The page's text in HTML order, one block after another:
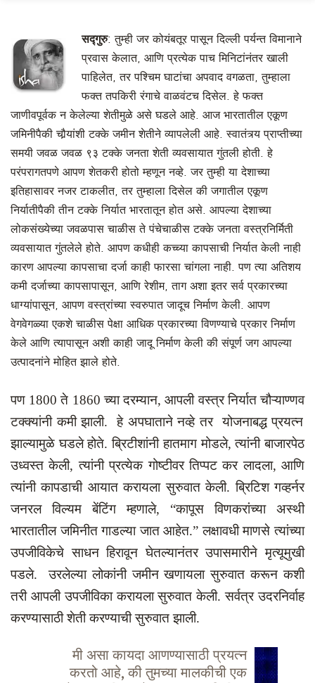
सद्गुरु: तुम्ही जर कोयंबतूर पासून दिल्ली पर्यन्त विमानाने
प्रवास केलात, आणि प्रत्येक पाच मिनिटांनंतर खाली
पाहिलेत, तर पश्चिम घाटांचा अपवाद वगळता, तुम्हाला
फक्त तपकिरी रंगाचे वाळवंटच दिसेल. हे फक्त
जाणीवपूर्वक न केलेल्या शेतीमुळे असे घडले आहे. आज भारतातील एकूण
जमिनीपैकी चौर्‍यांशी टक्के जमीन शेतीने व्यापलेली आहे. स्वातंत्र्य प्राप्तीच्या
समयी जवळ जवळ ९३ टक्के जनता शेती व्यवसायात गुंतली होती. हे
परंपरागतपणे आपण शेतकरी होतो म्हणून नव्हे. जर तुम्ही या देशाच्या
इतिहासावर नजर टाकलीत, तर तुम्हाला दिसेल की जगातील एकूण
निर्यातीपैकी तीन टक्के निर्यात भारतातून होत असे. आपल्या देशाच्या
लोकसंख्येच्या जवळपास चाळीस ते पंचेचाळीस टक्के जनता वस्त्रनिर्मिती
व्यवसायात गुंतलेले होते. आपण कधीही कच्च्या कापसाची निर्यात केली नाही
कारण आपल्या कापसाचा दर्जा काही फारसा चांगला नाही. पण त्या अतिशय
कमी दर्जाच्या कापसापासून, आणि रेशीम, ताग अशा इतर सर्व प्रकारच्या
धाग्यांपासून, आपण वस्त्रांच्या स्वरुपात जादूच निर्माण केली. आपण
वेगवेगळ्या एकशे चाळीस पेक्षा आधिक प्रकारच्या विणण्याचे प्रकार निर्माण
केले आणि त्यापासून अशी काही जादू निर्माण केली की संपूर्ण जग आपल्या
उत्पादनांने मोहित झाले होते.
पण 1800 ते 1860 च्या दरम्यान, आपली वस्त्र निर्यातचौऱ्याण्णव
टक्क्यांनी कमी झाली. हे अपघाताने नव्हे तर योजनाबद्ध प्रयत्न
झाल्यामुळे घडले होते. ब्रिटीशांनी हातमाग मोडले, त्यांनी बाजारपेठ
उध्वस्त केली, त्यांनी प्रत्येक गोष्टीवर तिप्पट कर लादला, आणि
त्यांनी कापडाची आयात करायला सुरुवात केली. ब्रिटिश गव्हर्नर
जनरल विल्यम बेंटिंग म्हणाले, “कापूस विणकरांच्या अस्थी
भारतातील जमिनीत गाडल्या जात आहेत.” लक्षावधी माणसे त्यांच्या
उपजीविकेचे साधन हिरावून घेतल्यानंतर उपासमारीने मृत्यूमुखी
पडले. उरलेल्या लोकांनी जमीन खणायला सुरुवात करून कशी
तरी आपली उपजीविका करायला सुरुवात केली. सर्वत्र उदरनिर्वाह
करण्यासाठी शेती करण्याची सुरुवात झाली.
मी असा कायदा आणण्यासाठी प्रयत्न
करतो आहे, की तुमच्या मालकीची एक